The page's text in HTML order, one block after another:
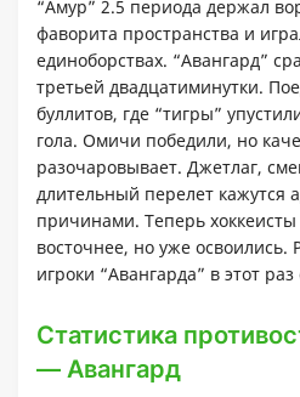
“Амур” 2.5 периода держал
фаворита пространства и
единоборствах. “Авангард”
третьей двадцатиминутки.
буллитов, где “тигры”
гола. Омичи победили, но
разочаровывает. Джетлаг,
длительный перелет кажутся
причинами. Теперь
восточнее, но уже освоились.
игроки “Авангарда” в этот
Статистика
— Авангард